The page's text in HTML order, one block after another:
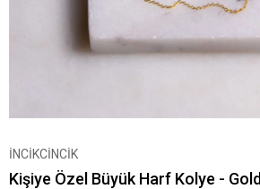
İNCİKCİNCİK
Kişiye Özel Büyük Harf Kolye - Gold